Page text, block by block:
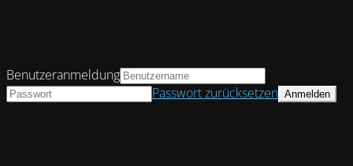
Benutzeranmeldung
Passwort zurücksetzen